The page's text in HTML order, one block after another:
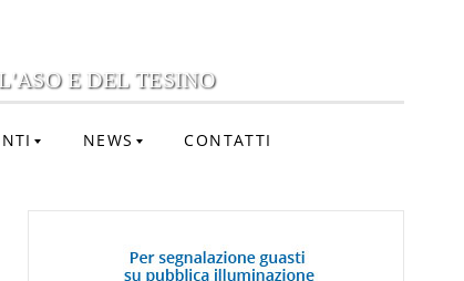
E DEL TESINO
NEWS CONTATTI